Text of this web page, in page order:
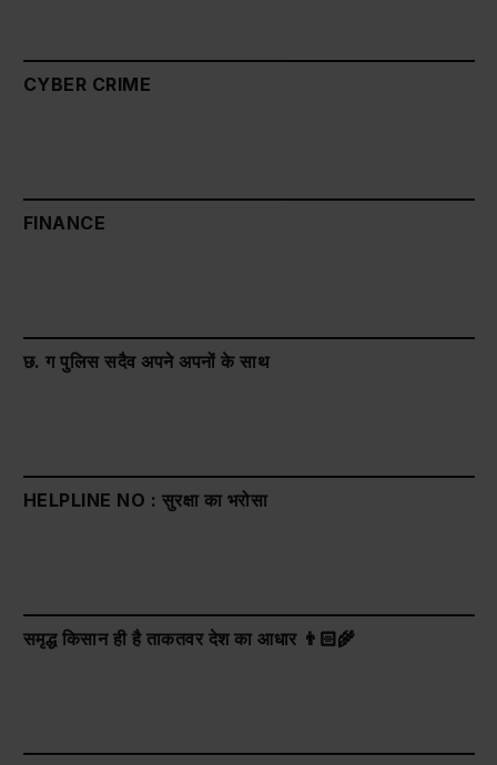
CYBER CRIME
FINANCE
छ. ग पुलिस सदैव अपने अपनों के साथ
HELPLINE NO : सुरक्षा का भरोसा
समृद्ध किसान ही है ताकतवर देश का आधार 👨🏻‍🌾